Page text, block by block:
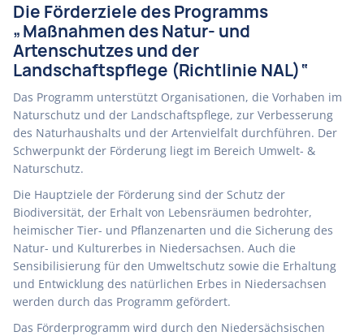
Die Förderziele des Programms
„Maßnahmen des Natur- und
Artenschutzes und der
Landschaftspflege (Richtlinie NAL)“
Das Programm unterstützt Organisationen, die Vorhaben im
Naturschutz und der Landschaftspflege, zur Verbesserung
des Naturhaushalts und der Artenvielfalt durchführen. Der
Schwerpunkt der Förderung liegt im Bereich Umwelt- &
Naturschutz.
Die Hauptziele der Förderung sind der Schutz der
Biodiversität, der Erhalt von Lebensräumen bedrohter,
heimischer Tier- und Pflanzenarten und die Sicherung des
Natur- und Kulturerbes in Niedersachsen. Auch die
Sensibilisierung für den Umweltschutz sowie die Erhaltung
und Entwicklung des natürlichen Erbes in Niedersachsen
werden durch das Programm gefördert.
Das Förderprogramm wird durch den Niedersächsischen